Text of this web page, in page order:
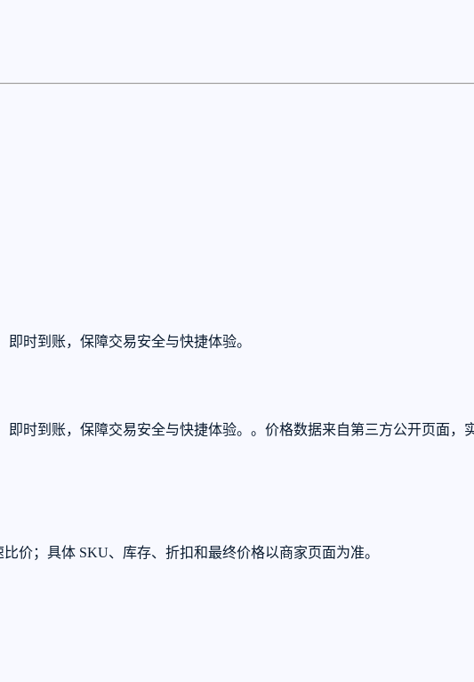
时到账，保障交易安全与快捷体验。
即时到账，保障交易安全与快捷体验。。价格数据来自第三方公开页面，
价；具体 SKU、库存、折扣和最终价格以商家页面为准。